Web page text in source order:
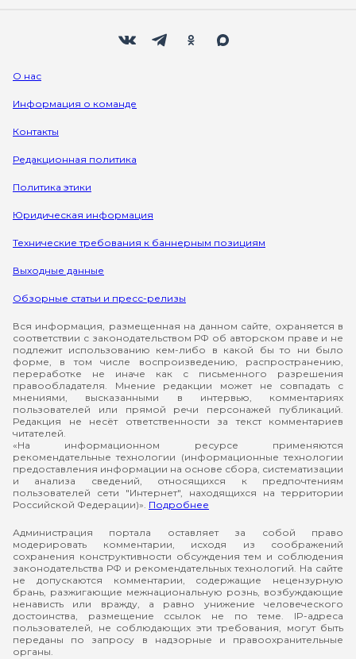
О нас
Информация о команде
Контакты
Редакционная политика
Политика этики
Юридическая информация
Технические требования к баннерным позициям
Выходные данные
Обзорные статьи и пресс-релизы
Вся информация, размещенная на данном сайте, охраняется в
соответствии с законодательством РФ об авторском праве и не
подлежит использованию кем-либо в какой бы то ни было
форме, в том числе воспроизведению, распространению,
переработке не иначе как с письменного разрешения
правообладателя. Мнение редакции может не совпадать с
мнениями, высказанными в интервью, комментариях
пользователей или прямой речи персонажей публикаций.
Редакция не несёт ответственности за текст комментариев
читателей.
«На информационном ресурсе применяются
рекомендательные технологии (информационные технологии
предоставления информации на основе сбора, систематизации
и анализа сведений, относящихся к предпочтениям
пользователей сети "Интернет", находящихся на территории
Российской Федерации)». Подробнее
Администрация портала оставляет за собой право
модерировать комментарии, исходя из соображений
сохранения конструктивности обсуждения тем и соблюдения
законодательства РФ и рекомендательных технологий. На сайте
не допускаются комментарии, содержащие нецензурную
брань, разжигающие межнациональную рознь, возбуждающие
ненависть или вражду, а равно унижение человеческого
достоинства, размещение ссылок не по теме. IP-адреса
пользователей, не соблюдающих эти требования, могут быть
переданы по запросу в надзорные и правоохранительные
органы.